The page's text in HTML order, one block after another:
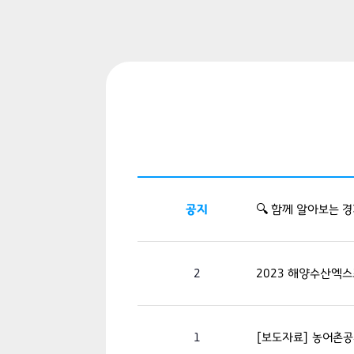
공지 🔍 함께 알아보는
2 2023 해양수산엑스
1 [보도자료] 농어촌